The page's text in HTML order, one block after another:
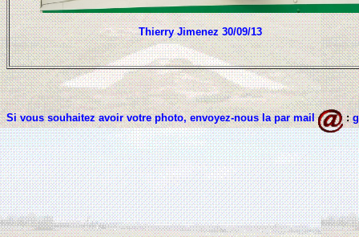
Thierry Jimenez 30/09/13
Si vous souhaitez avoir votre photo, envoyez-nous la par mail :